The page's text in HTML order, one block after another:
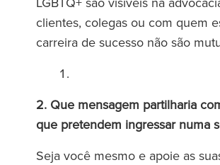
clientes, colegas ou com quem
carreira de sucesso não são
2. Que mensagem partilharia
que pretendem ingressar numa
Seja você mesmo e apoie as